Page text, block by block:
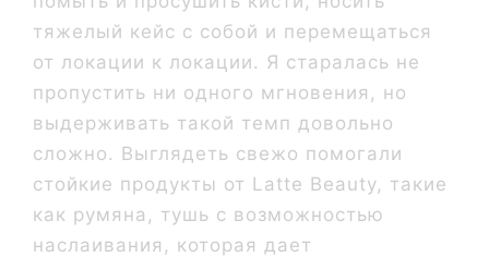
тяжелый кейс с собой и перемещаться
от локации к локации. Я старалась не
пропустить ни одного мгновения, но
выдерживать такой темп довольно
сложно. Выглядеть свежо помогали
стойкие продукты от Latte Beauty, такие
как румяна, тушь с возможностью
наслаивания, которая дает